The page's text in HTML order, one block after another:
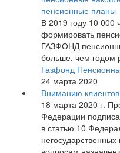
пенсионные планы
В 2019 году 10 000
формировать
ГАЗФОНД
больше, чем годом
Газфонд
24 марта 2020
Вниманию
18 марта 2020 г.
Федерации
в статью 10